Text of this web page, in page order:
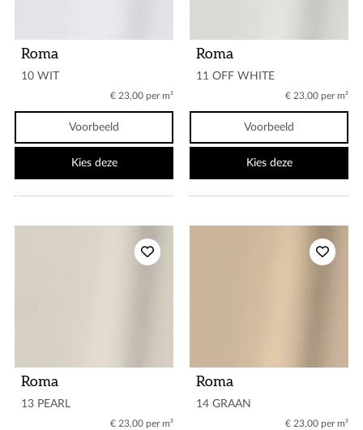
Roma
10 WIT
€ 23,00 per m²
Voorbeeld
Kies deze
Roma
11 OFF WHITE
€ 23,00 per m²
Voorbeeld
Kies deze
Roma
13 PEARL
€ 23,00 per m²
Roma
14 GRAAN
€ 23,00 per m²